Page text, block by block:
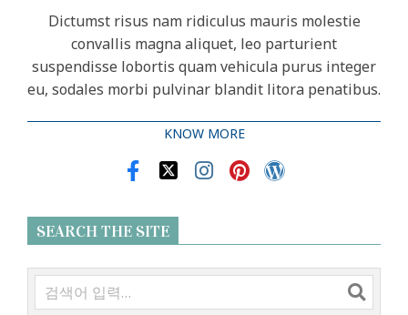
Dictumst risus nam ridiculus mauris molestie
convallis magna aliquet, leo parturient
suspendisse lobortis quam vehicula purus integer
eu, sodales morbi pulvinar blandit litora penatibus.
KNOW MORE
SEARCH THE SITE
검
색